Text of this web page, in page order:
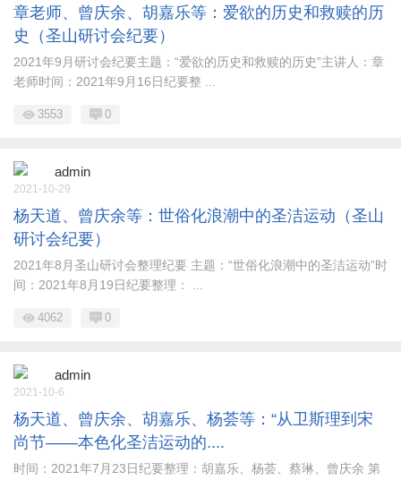
章老师、曾庆余、胡嘉乐等：爱欲的历史和救赎的历
史（圣山研讨会纪要）
2021年9月研讨会纪要主题：“爱欲的历史和救赎的历史”主讲人：章
老师时间：2021年9月16日纪要整 ...
3553 0
admin
2021-10-29
杨天道、曾庆余等：世俗化浪潮中的圣洁运动（圣山
研讨会纪要）
2021年8月圣山研讨会整理纪要 主题：“世俗化浪潮中的圣洁运动”时
间：2021年8月19日纪要整理： ...
4062 0
admin
2021-10-6
杨天道、曾庆余、胡嘉乐、杨荟等：“从卫斯理到宋
尚节——本色化圣洁运动的....
时间：2021年7月23日纪要整理：胡嘉乐、杨荟、蔡琳、曾庆余 第